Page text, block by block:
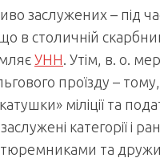
заслужених – під
в столичній
УНН. Утім, в. о.
проїзду –
міліції та
категорії і
та